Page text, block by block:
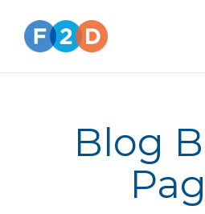
Blog